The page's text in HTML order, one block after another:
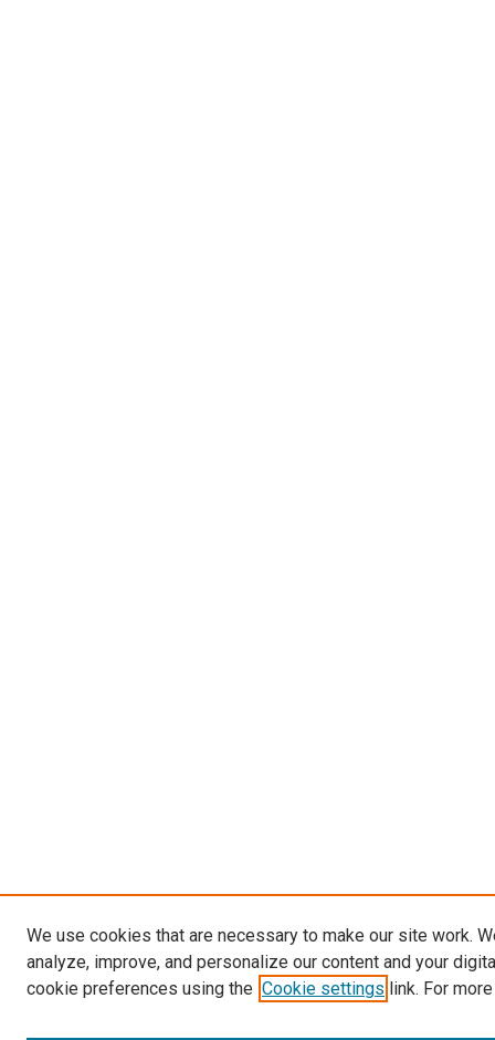
We use cookies that are necessary to make our site work.
analyze, improve, and personalize our content and your
cookie preferences using the Cookie settings link. For